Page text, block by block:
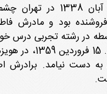
ناصر ایوبی 16 آبان 1338 در
بود و مادرش فاطمه
تجربی درس خواند و
سرباز ارتش بود. 15 فروردین
نیامد. برادرش اصغر